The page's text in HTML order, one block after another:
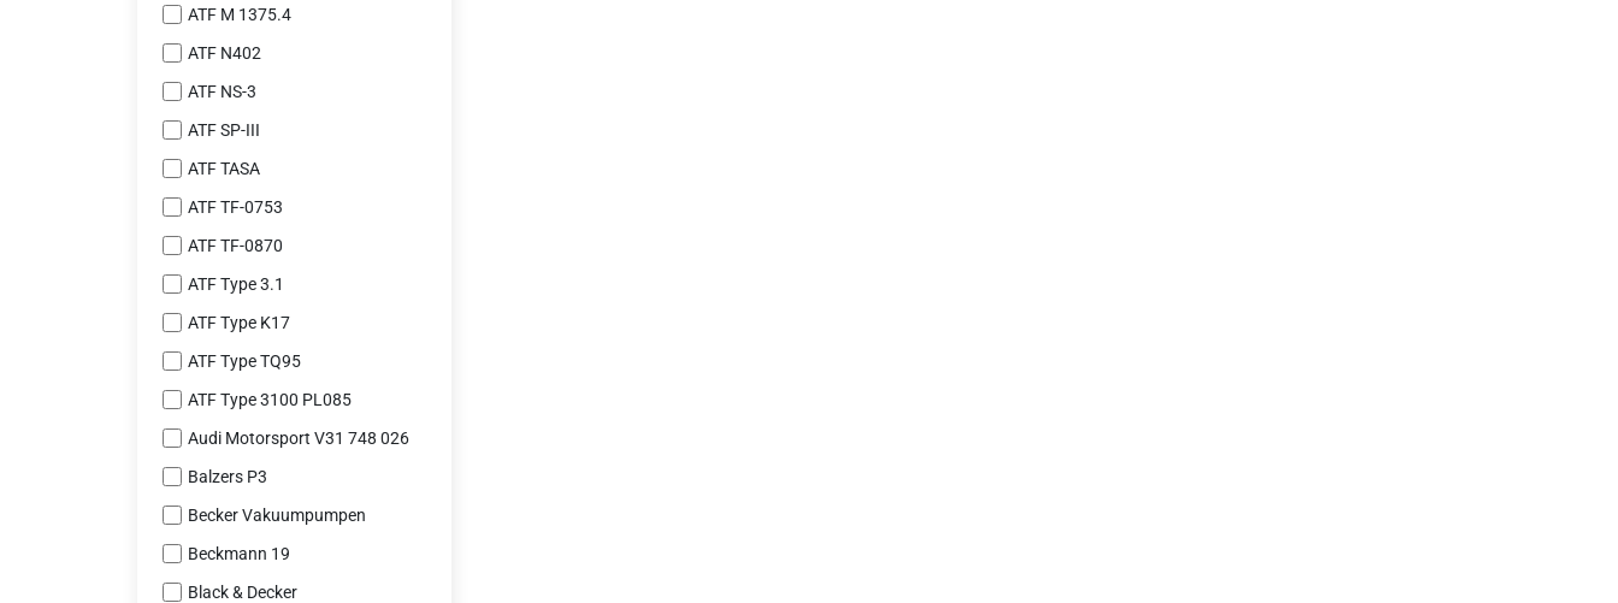
ATF M 1375.4
ATF N402
ATF NS-3
ATF SP-III
ATF TASA
ATF TF-0753
ATF TF-0870
ATF Type 3.1
ATF Type K17
ATF Type TQ95
ATF Type 3100 PL085
Audi Motorsport V31 748 026
Balzers P3
Becker Vakuumpumpen
Beckmann 19
Black & Decker